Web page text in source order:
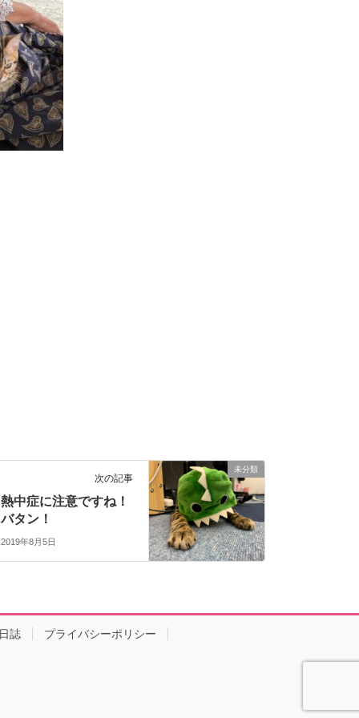
未分類
次の記事
熱中症に注意ですね！
バタン！
2019年8月5日
誌 プライバシーポリシー